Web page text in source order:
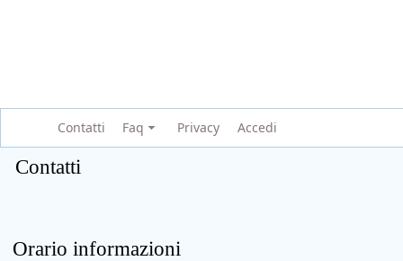
Contatti Faq Privacy Accedi
Contatti
Orario informazioni